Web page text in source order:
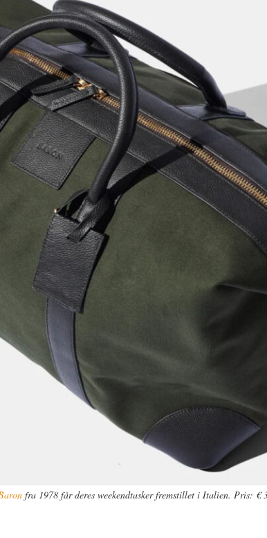
fra 1978 får deres weekendtasker fremstillet i Italien. Pris: €